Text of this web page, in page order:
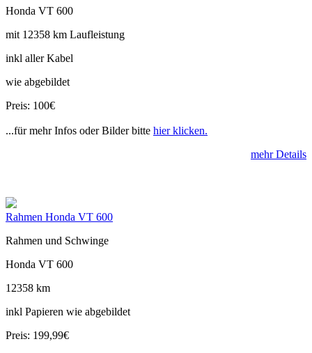
Honda VT 600
mit 12358 km Laufleistung
inkl aller Kabel
wie abgebildet
Preis: 100€
...für mehr Infos oder Bilder bitte hier klicken.
mehr Details
Rahmen Honda VT 600
Rahmen und Schwinge
Honda VT 600
12358 km
inkl Papieren wie abgebildet
Preis: 199,99€